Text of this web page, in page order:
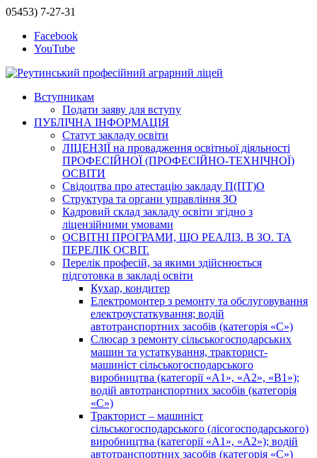
05453) 7-27-31
Facebook
YouTube
Вступникам
Подати заяву для вступу
ПУБЛІЧНА ІНФОРМАЦІЯ
Статут закладу освіти
ЛІЦЕНЗІЇ на провадження освітньої діяльності
ПРОФЕСІЙНОЇ (ПРОФЕСІЙНО-ТЕХНІЧНОЇ)
ОСВІТИ
Свідоцтва про атестацію закладу П(ПТ)О
Структура та органи управління ЗО
Кадровий склад закладу освіти згідно з
ліцензійними умовами
ОСВІТНІ ПРОГРАМИ, ЩО РЕАЛІЗ. В ЗО. ТА
ПЕРЕЛІК ОСВІТ.
Перелік професій, за якими здійснюється
підготовка в закладі освіти
Кухар, кондитер
Електромонтер з ремонту та обслуговування
електроустаткування; водій
автотранспортних засобів (категорія «С»)
Слюсар з ремонту сільськогосподарських
машин та устаткування, тракторист-
машиніст сільськогосподарського
виробництва (категорії «А1», «А2», «В1»);
водій автотранспортних засобів (категорія
«С»)
Тракторист – машиніст
сільськогосподарського (лісогосподарського)
виробництва (категорії «А1», «А2»); водій
автотранспортних засобів (категорія «С»)